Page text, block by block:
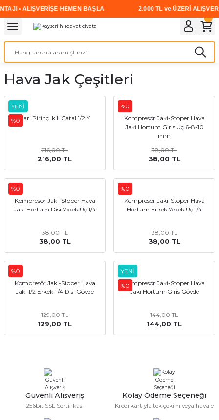
• ALIŞVERİŞE HEMEN BAŞLA 2.000 TL ve ÜZERİ
Geri Dön
Geri Dön
Geri Dön
Akıllı Vidalar
Geri Dön
Geri Dön
Akülü Vidalamalar
Somun Sıkma Makineleri
Gaz Armatürleri
Geri Dön
Geri Dön
Diskler
Cırt Zımparalar
Hava Jak Çeşitleri
YENİ
%0 Sari Pirinç ikili Çatal 1/2 Y
216,00 TL
216,00 TL
%0
Kompresör Jaki-Stoper Hava
Jaki Hortum Giris Uç 6-8-10
mm
38,00 TL
38,00 TL
%0
Kompresör Jaki-Stoper Hava
Jaki Hortum Disi Yedek Uç 1/4
38,00 TL
38,00 TL
%0
Kompresör Jaki-Stoper Hava
Hortum Erkek Yedek Uç 1/4
38,00 TL
38,00 TL
%0
Kompresör Jaki-Stoper Hava
Jaki 1/2 Erkek-1/4 Disi Gövde
129,00 TL
129,00 TL
YENİ
%0Kompresör Jaki-Stoper Hava
Jaki Hortum Giris Gövde
144,00 TL
144,00 TL
Güvenli Alışveriş
256bit SSL Sertifikası
Kolay Ödeme Seçeneği
Kredi kartıyla tek çekim veya havale